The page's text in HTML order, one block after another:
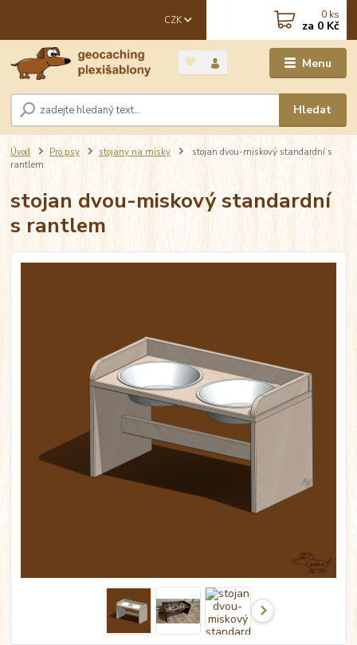
Menu
CZK
Hledat
0 ks
za 0 Kč
Úvod Pro psy stojany na misky
stojan dvou-miskový standardní s
rantlem
stojan dvou-miskový standardní
s rantlem